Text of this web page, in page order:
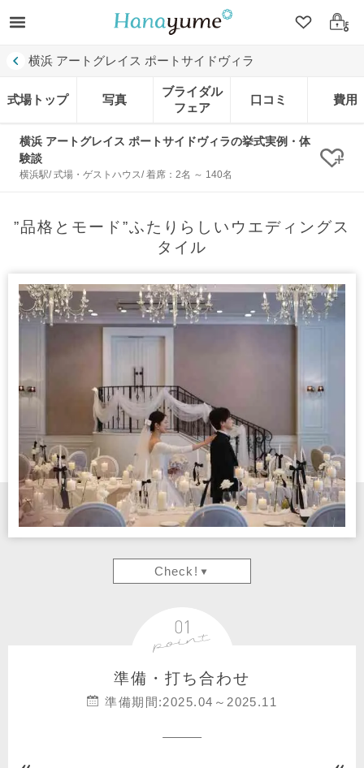
クリップ
ログ
横浜 アートグレイス ポートサイドヴィラ
式場トップ 写真
ブライダル
フェア
口コミ 費用
横浜 アートグレイス ポートサイドヴィラの挙式実例・体
験談
横浜駅/ 式場・ゲストハウス/ 着席：2名 ～ 140名 ク
”品格とモード”ふたりらしいウエディングス
タイル
Check!
準備・打ち合わせ
準備期間:2025.04～2025.11